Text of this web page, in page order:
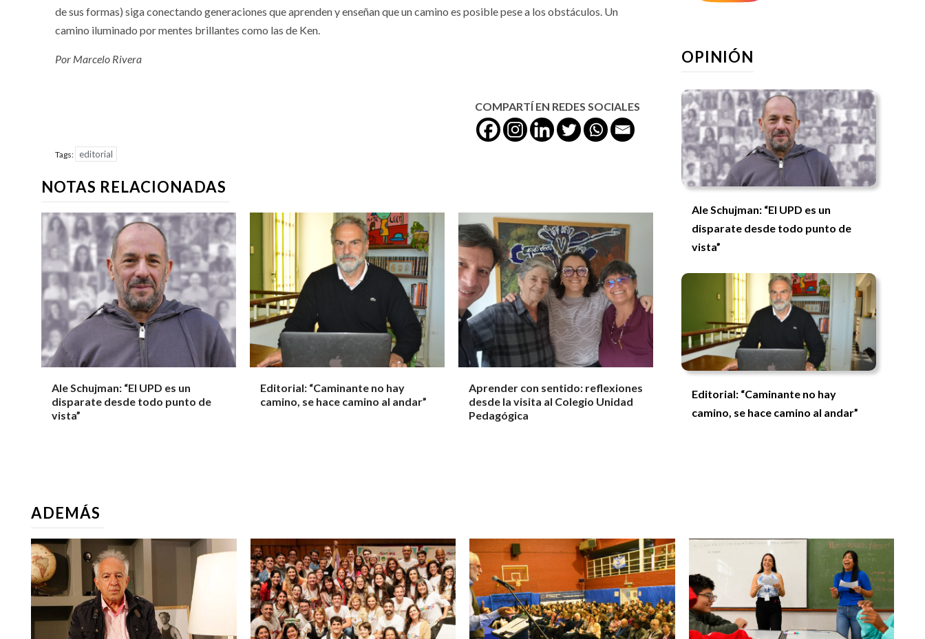
de sus formas) siga conectando generaciones que aprenden y enseñan que un camino es posible pese a los obstáculos. Un
camino iluminado por mentes brillantes como las de Ken.
Por Marcelo Rivera
COMPARTÍ EN REDES SOCIALES
Tags: editorial
NOTAS RELACIONADAS
Ale Schujman: “El UPD es un
disparate desde todo punto de
vista”
Editorial: “Caminante no hay
camino, se hace camino al andar”
Aprender con sentido: reflexiones
desde la visita al Colegio Unidad
Pedagógica
OPINIÓN
Ale Schujman: “El UPD es un
disparate desde todo punto de
vista”
Editorial: “Caminante no hay
camino, se hace camino al andar”
ADEMÁS